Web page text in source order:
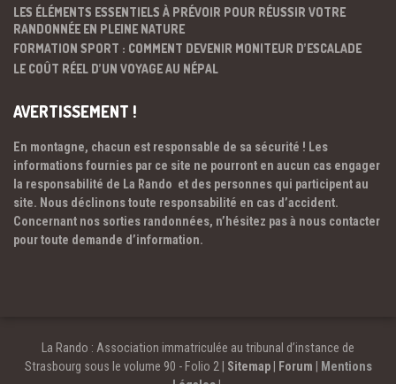
LES ÉLÉMENTS ESSENTIELS À PRÉVOIR POUR RÉUSSIR VOTRE
RANDONNÉE EN PLEINE NATURE
FORMATION SPORT : COMMENT DEVENIR MONITEUR D’ESCALADE
LE COÛT RÉEL D’UN VOYAGE AU NÉPAL
AVERTISSEMENT !
En montagne, chacun est responsable de sa sécurité ! Les
informations fournies par ce site ne pourront en aucun cas engager
la responsabilité de La Rando et des personnes qui participent au
site. Nous déclinons toute responsabilité en cas d’accident.
Concernant nos sorties randonnées, n’hésitez pas à nous contacter
pour toute demande d’information.
La Rando : Association immatriculée au tribunal d’instance de
Strasbourg sous le volume 90 - Folio 2 | Sitemap| Forum
Mentions